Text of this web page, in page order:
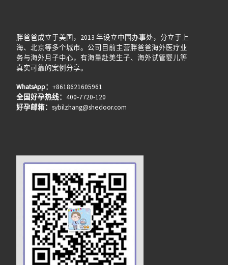
胖爸爸成立于美国，2013 年设立中国办事处，分立于上
海、北京等多个城市。公司目前主营胖爸爸海外医疗业
务与海外月子中心，有海量赴美生子、海外试管婴儿等
真实可靠的案例分享。
WhatsApp： +8618621605961
全国好孕热线： 400-7720-120
好孕邮箱： sybilzhang@shedoor.com